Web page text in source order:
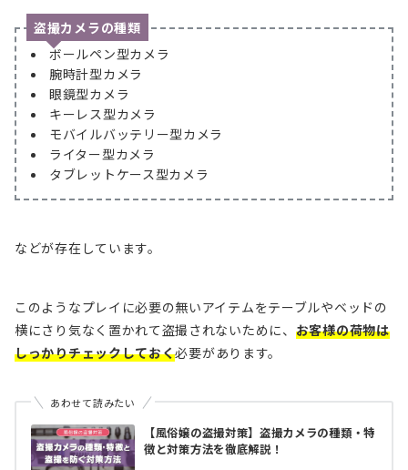
盗撮カメラの種類
ボールペン型カメラ
腕時計型カメラ
眼鏡型カメラ
キーレス型カメラ
モバイルバッテリー型カメラ
ライター型カメラ
タブレットケース型カメラ
などが存在しています。
このようなプレイに必要の無いアイテムをテーブルやベッドの
横にさり気なく置かれて盗撮されないために、 お客様の荷物は
しっかりチェックしておく必要があります。
あわせて読みたい
【風俗嬢の盗撮対策】盗撮カメラの種類・特
徴と対策方法を徹底解説！